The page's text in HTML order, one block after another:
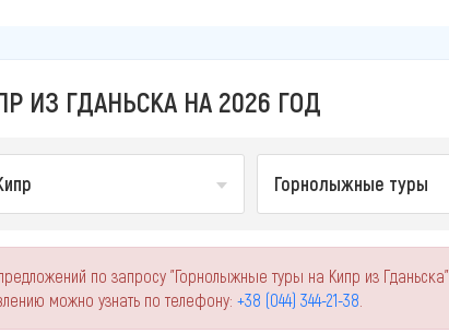
ИЗ ГДАНЬСКА НА 2026 ГОД
Горнолыжные туры
по запросу "Горнолыжные туры на Кипр из Гданьска".
можно узнать по телефону: +38 (044) 344-21-38